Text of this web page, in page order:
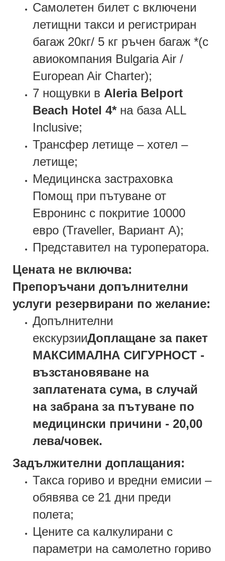
Самолетен билет с включени
летищни такси и регистриран
багаж 20кг/ 5 кг ръчен багаж *(с
авиокомпания Bulgaria Air /
European Air Charter);
7 нощувки в Aleria Belport
Beach Hotel 4* на база ALL
Inclusive;
Трансфер летище – хотел –
летище;
Медицинска застраховка
Помощ при пътуване от
Евронинс с покритие 10000
евро (Traveller, Вариант А);
Представител на туроператора.
Цената не включва:
Препоръчани допълнителни
услуги резервирани по желание:
Допълнителни
екскурзииДоплащане за пакет
МАКСИМАЛНА СИГУРНОСТ -
възстановяване на
заплатената сума, в случай
на забрана за пътуване по
медицински причини - 20,00
лева/човек.
Задължителни доплащания:
Такса гориво и вредни емисии –
обявява се 21 дни преди
полета;
Цените са калкулирани с
параметри на самолетно гориво